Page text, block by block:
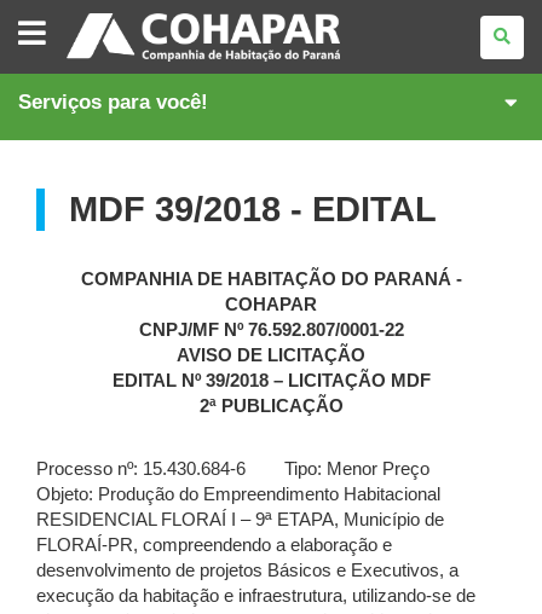
COMPANHIA
DE
HABITAÇÃO
DO
Serviços para você!
MDF 39/2018 - EDITAL
COMPANHIA DE HABITAÇÃO DO PARANÁ -
COHAPAR
CNPJ/MF Nº 76.592.807/0001-22
AVISO DE LICITAÇÃO
EDITAL Nº 39/2018 – LICITAÇÃO MDF
2ª PUBLICAÇÃO
Processo nº: 15.430.684-6 Tipo: Menor Preço
Objeto: Produção do Empreendimento Habitacional
RESIDENCIAL FLORAÍ I – 9ª ETAPA, Município de
FLORAÍ-PR, compreendendo a elaboração e
desenvolvimento de projetos Básicos e Executivos, a
execução da habitação e infraestrutura, utilizando-se de